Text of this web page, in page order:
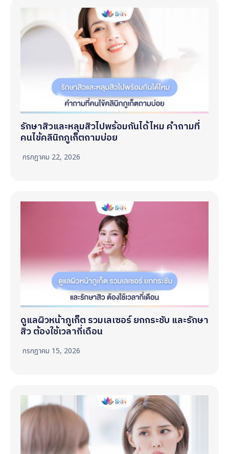
รักษาสิวและหลุมสิวไปพร้อมกันได้ไหม คำถามที่
คนไข้คลินิกภูเก็ตถามบ่อย
กรกฎาคม 22, 2026
ดูแลผิวหน้าภูเก็ต รวมเลเซอร์ ยกกระชับ และรักษา
สิว ต้องใช้เวลากี่เดือน
กรกฎาคม 15, 2026